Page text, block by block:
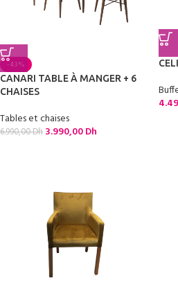
-43%
CANARI TABLE À MANGER + 6
CHAISES
Tables et chaises
6.990,00Dh 3.990,00Dh